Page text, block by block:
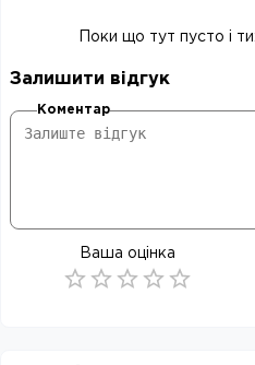
Поки що тут пусто і
Залишити відгук
Коментар
Ваша оцінка